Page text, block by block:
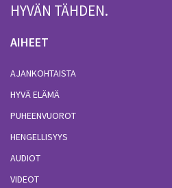
HYVÄN TÄHDEN.
AIHEET
AJANKOHTAISTA
HYVÄ ELÄMÄ
PUHEENVUOROT
HENGELLISYYS
AUDIOT
VIDEOT